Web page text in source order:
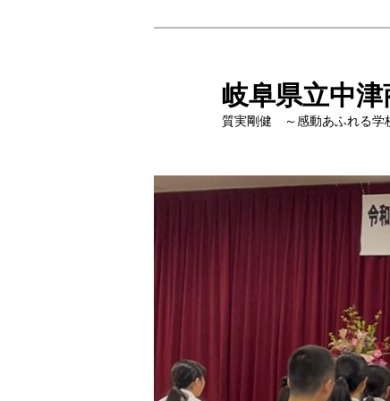
岐阜県立中
質実剛健 ～感動あふれる学